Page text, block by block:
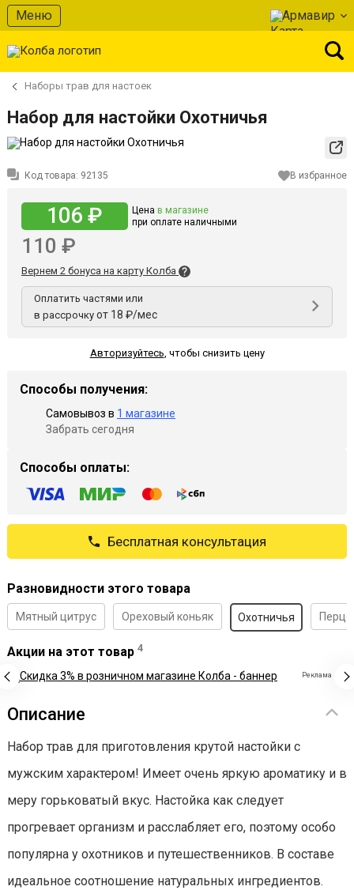
Меню Армавир
Наборы трав для настоек
Набор для настойки Охотничья
Код товара: 92135 В избранное
106 ₽ Цена в магазине
при оплате наличными
110 ₽
Вернем 2 бонуса на карту Колба
Оплатить частями или
в рассрочку от 18 ₽/мес
Авторизуйтесь, чтобы снизить цену
Способы получения:
Самовывоз в 1 магазине
Забрать сегодня
Способы оплаты:
Бесплатная консультация
Разновидности этого товара
Мятный цитрус Ореховый коньяк Охотничья
Акции на этот товар 4
Реклама
Описание
Набор трав для приготовления крутой настойки с
мужским характером! Имеет очень яркую ароматику и в
меру горьковатый вкус. Настойка как следует
прогревает организм и расслабляет его, поэтому особо
популярна у охотников и путешественников. В составе
идеальное соотношение натуральных ингредиентов.